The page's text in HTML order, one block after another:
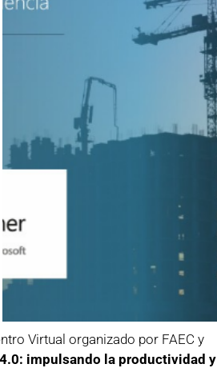
Virtual organizado por FAEC y
impulsando la productividad y